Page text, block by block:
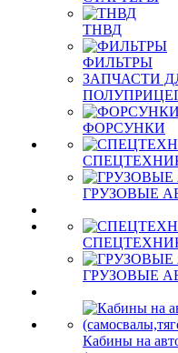
ТНВД
ФИЛЬТРЫ
ЗАПЧАСТИ
ФОРСУНКИ
ГРУЗОВЫЕ
ГРУЗОВЫЕ
Кабины на